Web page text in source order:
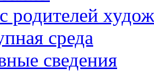
родителей
среда
сведения